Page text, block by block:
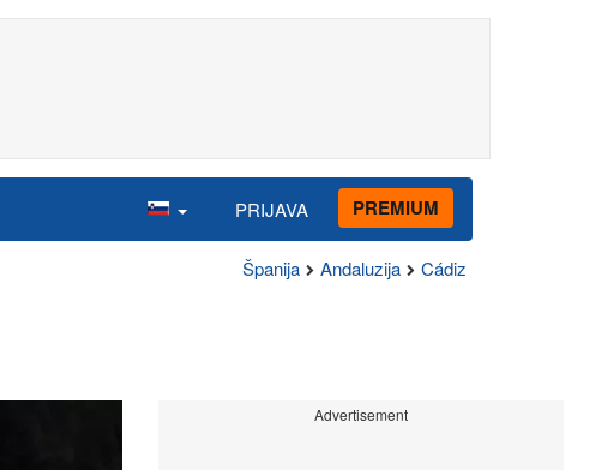
PRIJAVA PREMIUM
Španija Andaluzija Cádiz
Advertisement